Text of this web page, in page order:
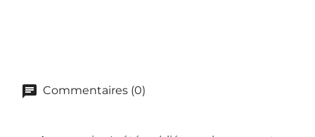
Commentaires (0)